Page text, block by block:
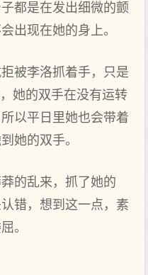
都是在发出细微的颤
出现在她的身上。
被李洛抓着手，只是
她的双手在没有运转
以平日里她也会带着
她的双手。
的乱来，抓了她的
错，想到这一点，素
。